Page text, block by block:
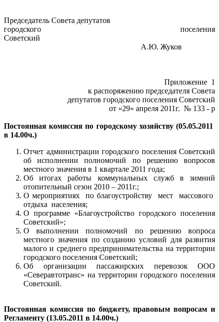
Председатель Совета депутатов
городского поселения
Советский
А.Ю. Жуков
Приложение 1
к распоряжению председателя Совета
депутатов городского поселения Советский
от «29» апреля 2011г. № 133 - р
Постоянная комиссия по городскому хозяйству (05.05.2011
в 14.00ч.)
Отчет администрации городского поселения Советский
об исполнении полномочий по решению вопросов
местного значения в 1 квартале 2011 года;
Об итогах работы коммунальных служб в зимний
отопительный сезон 2010 – 2011г.;
О мероприятиях по благоустройству мест массового
отдыха населения;
О программе «Благоустройство городского поселения
Советский»;
О выполнении полномочий по решению вопроса
местного значения по созданию условий для развития
малого и среднего предпринимательства на территории
городского поселения Советский;
Об организации пассажирских перевозок ООО
«Северавтотранс» на территории городского поселения
Советский.
Постоянная комиссия по бюджету, правовым вопросам и
Регламенту (13.05.2011 в 14.00ч.)